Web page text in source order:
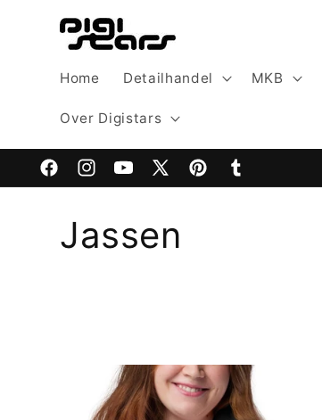
naar de
content
Home Detailhandel MKB
Over Digistars
FacebookInstagramYouTube
X
PinterestTumblr
C
Jassen